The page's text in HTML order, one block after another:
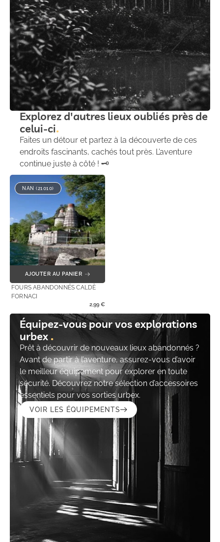
Explorez d'autres lieux oubliés près de
celui-ci
Faites un détour et partez à la découverte de ces
endroits fascinants, cachés tout près. L’aventure
continue juste à côté ! 🗝️
NAN (21010)
AJOUTER AU PANIER
FOURS ABANDONNÉS CALDÈ
FORNACI
2,99 €
Équipez-vous pour vos explorations
urbex
Prêt à découvrir de nouveaux lieux abandonnés ?
Avant de partir à l’aventure, assurez-vous d’avoir
le meilleur équipement pour explorer en toute
sécurité. Découvrez notre sélection d’accessoires
essentiels pour vos sorties urbex.
VOIR LES ÉQUIPEMENTS